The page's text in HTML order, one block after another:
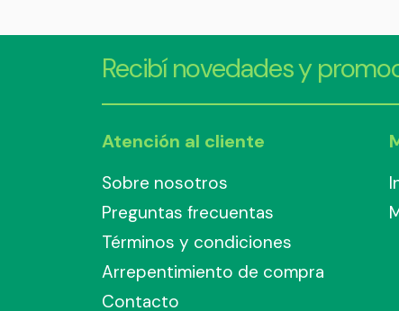
Recibí novedades y
Atención al cliente
Sobre nosotros
Preguntas frecuentas
Términos y condiciones
Arrepentimiento de compra
Contacto